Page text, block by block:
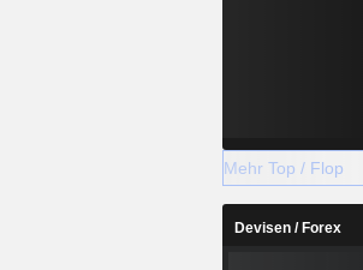
Mehr Top / Flop
Devisen / Forex